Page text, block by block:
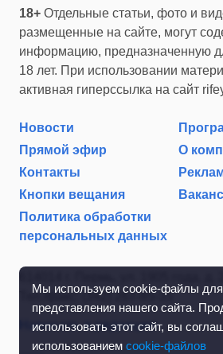
Мы используем cookie-файлы
представления нашего сайта.
использовать этот сайт, вы
использованием cookie-файлов
18+ Отдельные статьи, фото и
размещенные на сайте, могут
информацию, предназначенную
18 лет. При использовании
активная гиперссылка на сайт
Новости
Прямой эфир
О
Контакты
Кнопки вещания
Политика обработки
персональных данных
Тел./факс: (342) 267-85-35
Написать в редакцию